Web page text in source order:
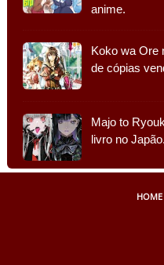
anime.
Koko wa Ore
de cópias
Majo to
livro no
HOME